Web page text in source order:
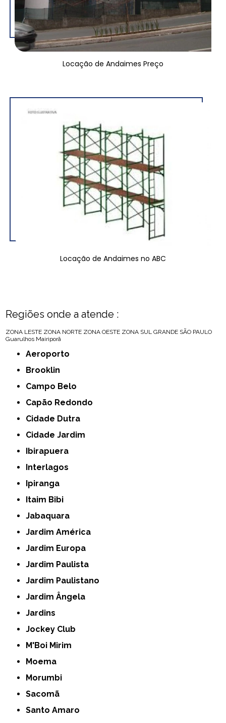
Locação de Andaimes Preço
Locação de Andaimes no ABC
Regiões onde a atende :
ZONA LESTE ZONA NORTE ZONA OESTE ZONA SUL GRANDE SÃO PAULO
Guarulhos Mairiporã
Aeroporto
Brooklin
Campo Belo
Capão Redondo
Cidade Dutra
Cidade Jardim
Ibirapuera
Interlagos
Ipiranga
Itaim Bibi
Jabaquara
Jardim América
Jardim Europa
Jardim Paulista
Jardim Paulistano
Jardim Ângela
Jardins
Jockey Club
M'Boi Mirim
Moema
Morumbi
Sacomã
Santo Amaro